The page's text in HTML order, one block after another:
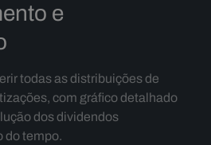
e
todas as distribuições de
com gráfico detalhado
dos dividendos
do tempo.